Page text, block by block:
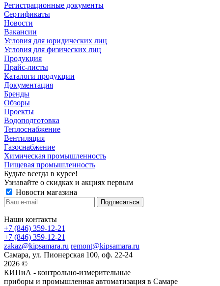
Регистрационные документы
Сертификаты
Новости
Вакансии
Условия для юридических лиц
Условия для физических лиц
Продукция
Прайс-листы
Каталоги продукции
Документация
Бренды
Обзоры
Проекты
Водоподготовка
Теплоснабжение
Вентиляция
Газоснабжение
Химическая промышленность
Пищевая промышленность
Будьте всегда в курсе!
Узнавайте о скидках и акциях первым
Новости магазина
Наши контакты
+7 (846) 359-12-21
+7 (846) 359-12-21
zakaz@kipsamara.ru remont@kipsamara.ru
Самара, ул. Пионерская 100, оф. 22-24
2026 ©
КИПиА - контрольно-измерительные
приборы и промышленная автоматизация в Самаре